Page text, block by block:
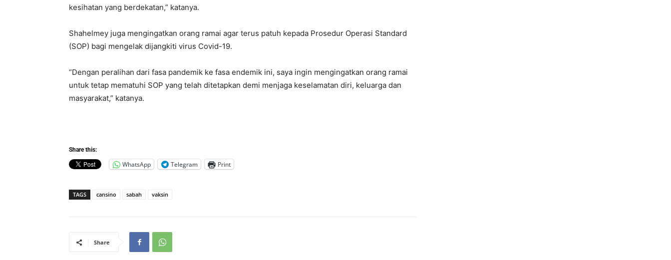
kesihatan yang berdekatan,” katanya.
Shahelmey juga mengingatkan orang ramai agar terus patuh kepada Prosedur Operasi Standard
(SOP) bagi mengelak dijangkiti virus Covid-19.
“Dengan peralihan dari fasa pandemik ke fasa endemik ini, saya ingin mengingatkan orang ramai
untuk tetap mematuhi SOP yang telah ditetapkan demi menjaga keselamatan diri, keluarga dan
masyarakat,” katanya.
Share this:
WhatsApp Telegram Print
TAGS cansino sabah vaksin
Share